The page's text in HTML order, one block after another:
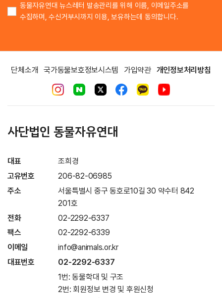
동물자유연대 뉴스레터 발송관리를 위해 이름, 이메일주소를
수집하며, 수신거부시까지 이용, 보유하는데 동의합니다.
단체소개 국가동물보호정보시스템 가입약관 개인정보처리방침
사단법인 동물자유연대
대표
조희경
고유번호
206-82-06985
주소
서울특별시 중구 동호로10길 30 약수터 842
201호
전화
02-2292-6337
팩스
02-2292-6339
이메일
info@animals.or.kr
대표번호
02-2292-6337
1번: 동물학대 및 구조
2번: 회원정보 변경 및 후원신청